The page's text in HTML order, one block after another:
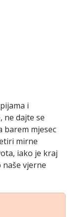
i
ne dajte se
barem mjesec
mirne
iako je kraj
vjerne